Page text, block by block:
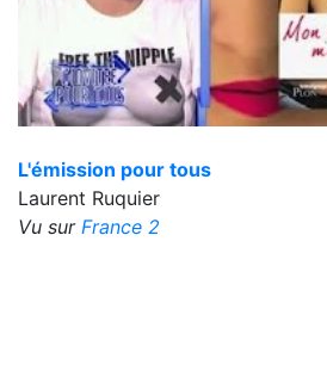
L'émission pour tous
Laurent Ruquier
Vu sur France 2